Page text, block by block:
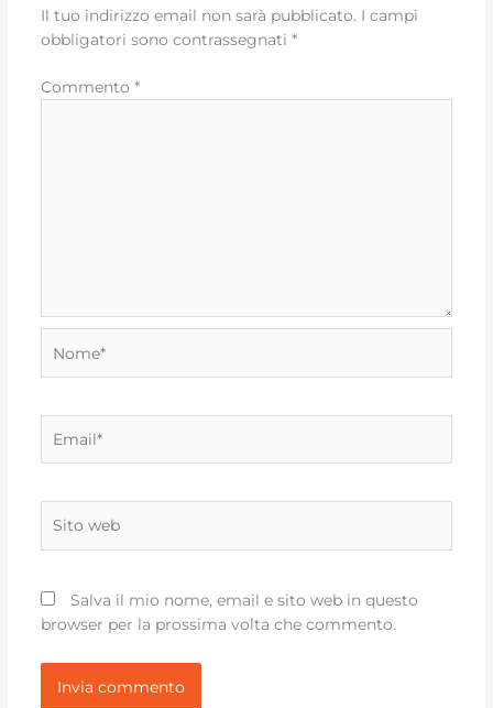
Il tuo indirizzo email non sarà pubblicato. I campi
obbligatori sono contrassegnati *
Commento *
web
Salva il mio nome, email e sito web in questo
browser per la prossima volta che commento.